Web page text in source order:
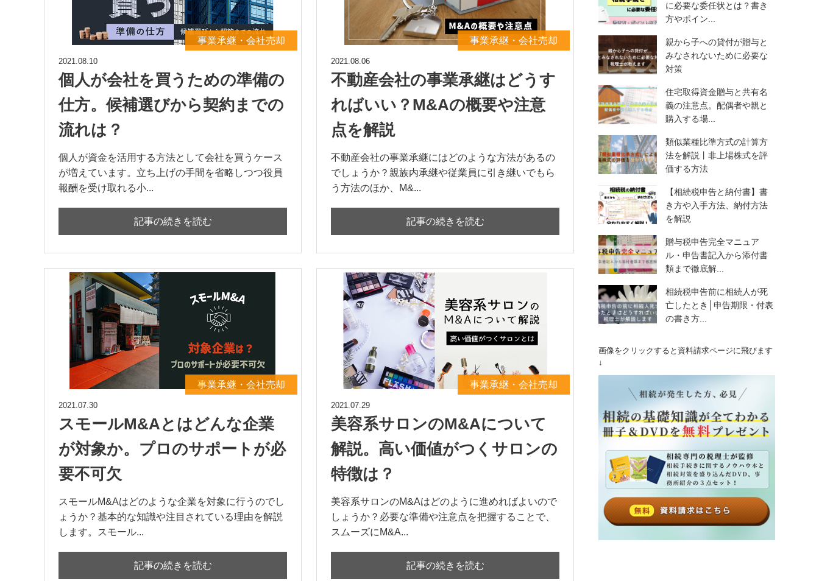
事業承継・会社売却
2021.08.10
個人が会社を買うための準備の
仕方。候補選びから契約までの
流れは？
個人が資金を活用する方法として会社を買うケース
が増えています。立ち上げの手間を省略しつつ役員
報酬を受け取れる小...
記事の続きを読む
事業承継・会社売却
2021.08.06
不動産会社の事業承継はどうす
ればいい？M&Aの概要や注意
点を解説
不動産会社の事業承継にはどのような方法があるの
でしょうか？親族内承継や従業員に引き継いでもら
う方法のほか、M&...
記事の続きを読む
事業承継・会社売却
2021.07.30
スモールM&Aとはどんな企業
が対象か。プロのサポートが必
要不可欠
スモールM&Aはどのような企業を対象に行うのでし
ょうか？基本的な知識や注目されている理由を解説
します。スモール...
記事の続きを読む
事業承継・会社売却
2021.07.29
美容系サロンのM&Aについて
解説。高い価値がつくサロンの
特徴は？
美容系サロンのM&Aはどのように進めればよいので
しょうか？必要な準備や注意点を把握することで、
スムーズにM&A...
記事の続きを読む
に必要な委任状とは？書き
方やポイン...
親から子への貸付が贈与と
みなされないために必要な
対策
住宅取得資金贈与と共有名
義の注意点。配偶者や親と
購入する場...
類似業種比準方式の計算方
法を解説丨非上場株式を評
価する方法
【相続税申告と納付書】書
き方や入手方法、納付方法
を解説
贈与税申告完全マニュア
ル・申告書記入から添付書
類まで徹底解...
相続税申告前に相続人が死
亡したとき│申告期限・付表
の書き方...
画像をクリックすると資料請求ページに飛びます
↓